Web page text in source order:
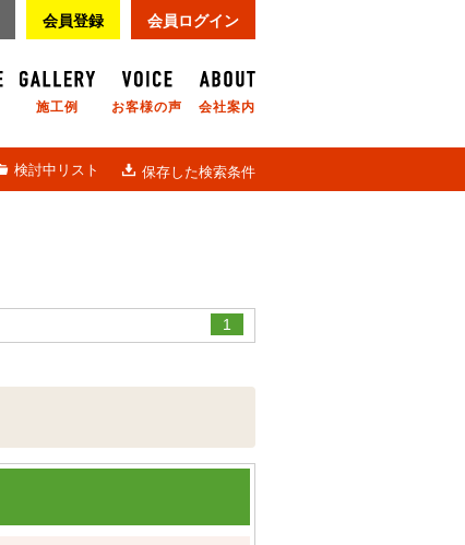
会員登録 会員ログイン
施工例 お客様の声 会社案内
検討中リスト 保存した検索条件
1